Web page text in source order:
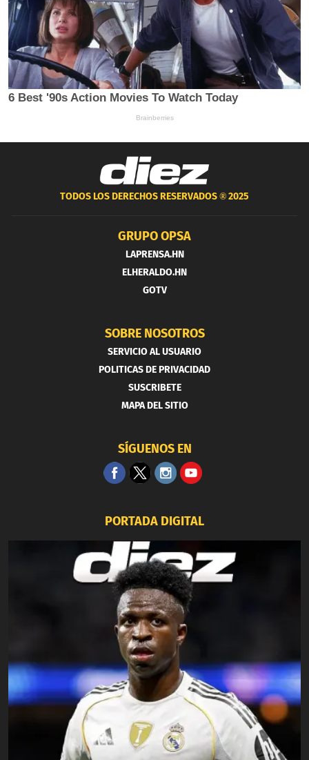
TODOS LOS DERECHOS RESERVADOS ®2025
GRUPO OPSA
LAPRENSA.HN
ELHERALDO.HN
GOTV
SOBRE NOSOTROS
SERVICIO AL USUARIO
POLITICAS DE PRIVACIDAD
SUSCRIBETE
MAPA DEL SITIO
SÍGUENOS EN
PORTADA DIGITAL